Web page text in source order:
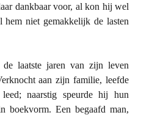
dankbaar voor, al kon hij wel
hem niet gemakkelijk de lasten
laatste jaren van zijn leven
aan zijn familie, leefde
naarstig speurde hij hun
boekvorm. Een begaafd man,